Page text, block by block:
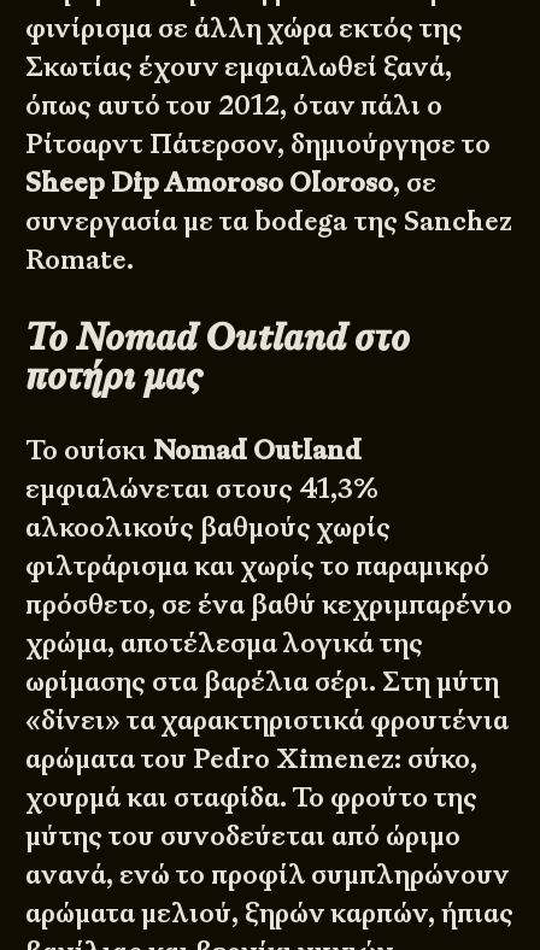
φινίρισμα σε άλλη χώρα εκτός της
Σκωτίας έχουν εμφιαλωθεί ξανά,
όπως αυτό του 2012, όταν πάλι ο
Ρίτσαρντ Πάτερσον, δημιούργησε το
Sheep Dip Amoroso Oloroso, σε
συνεργασία με τα bodega της Sanchez
Romate.
Το Nomad Outlandστο
ποτήρι μας
Το ουίσκι Nomad Outland
εμφιαλώνεται στους 41,3%
αλκοολικούς βαθμούς χωρίς
φιλτράρισμα και χωρίς το παραμικρό
πρόσθετο, σε ένα βαθύ κεχριμπαρένιο
χρώμα, αποτέλεσμα λογικά της
ωρίμασης στα βαρέλια σέρι. Στη μύτη
«δίνει» τα χαρακτηριστικά φρουτένια
αρώματα του Pedro Ximenez: σύκο,
χουρμά και σταφίδα. Το φρούτο της
μύτης του συνοδεύεται από ώριμο
ανανά, ενώ το προφίλ συμπληρώνουν
αρώματα μελιού, ξηρών καρπών, ήπιας